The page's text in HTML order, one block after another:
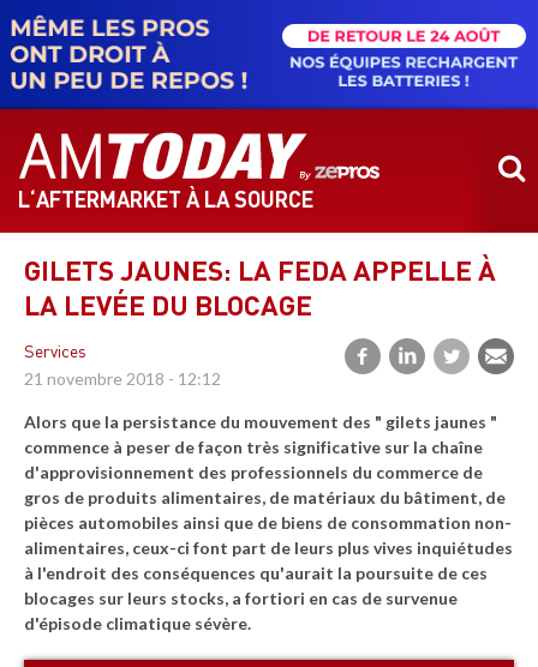
contenu
principal
L‘AFTERMARKET À LA SOURCE
GILETS JAUNES: LA FEDA APPELLE À
LA LEVÉE DU BLOCAGE
Services
21 novembre 2018 - 12:12
Alors que la persistance du mouvement des " gilets jaunes "
commence à peser de façon très significative sur la chaîne
d'approvisionnement des professionnels du commerce de
gros de produits alimentaires, de matériaux du bâtiment, de
pièces automobiles ainsi que de biens de consommation non-
alimentaires, ceux-ci font part de leurs plus vives inquiétudes
à l'endroit des conséquences qu'aurait la poursuite de ces
blocages sur leurs stocks, a fortiori en cas de survenue
d'épisode climatique sévère.